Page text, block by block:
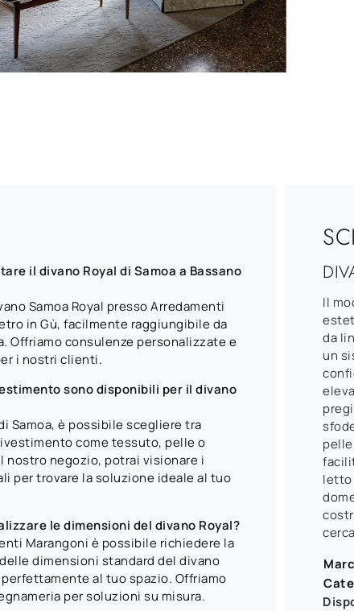
il divano Royal di Samoa a Bassano
Samoa Royal presso Arredamenti
in Gù, facilmente raggiungibile da
Offriamo consulenze personalizzate e
i nostri clienti.
sono disponibili per il divano
Samoa, è possibile scegliere tra
come tessuto, pelle o
nostro negozio, potrai visionare i
per trovare la soluzione ideale al tuo
le dimensioni del divano Royal?
Marangoni è possibile richiedere la
dimensioni standard del divano
al tuo spazio. Offriamo
per soluzioni su misura.
Il
da
un
letto